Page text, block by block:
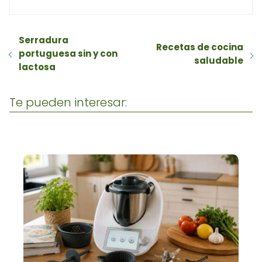
Serradura
portuguesa sin y con
lactosa
Recetas de cocina
saludable
Te pueden interesar: